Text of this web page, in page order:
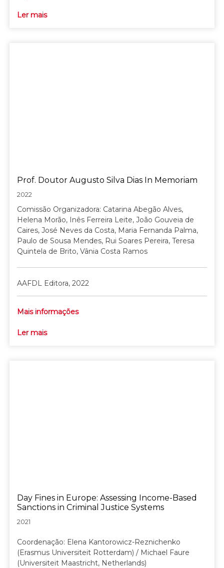
Ler mais
Prof. Doutor Augusto Silva Dias In Memoriam
2022
Comissão Organizadora: Catarina Abegão Alves,
Helena Morão, Inês Ferreira Leite, João Gouveia de
Caires, José Neves da Costa, Maria Fernanda Palma,
Paulo de Sousa Mendes, Rui Soares Pereira, Teresa
Quintela de Brito, Vânia Costa Ramos
AAFDL Editora, 2022
Mais informações
Ler mais
Day Fines in Europe: Assessing Income-Based
Sanctions in Criminal Justice Systems
2021
Coordenação: Elena Kantorowicz-Reznichenko
(Erasmus Universiteit Rotterdam) / Michael Faure
(Universiteit Maastricht, Netherlands)